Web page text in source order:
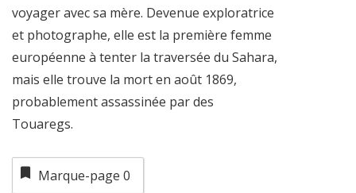
voyager avec sa mère. Devenue exploratrice
et photographe, elle est la première femme
européenne à tenter la traversée du Sahara,
mais elle trouve la mort en août 1869,
probablement assassinée par des
Touaregs.
Marque-page 0